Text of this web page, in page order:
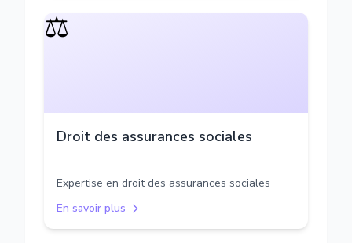
⚖️
Droit des assurances sociales
Expertise en droit des assurances sociales
En savoir plus